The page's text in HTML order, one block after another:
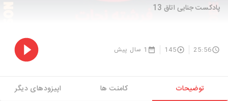
پادکست جنایی اتاق 13
25:56
145 1 سال پیش
توضیحات کامنت ها اپیزودهای دیگر